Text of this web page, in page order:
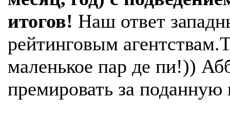
итогов! Наш ответ
рейтинговым
маленькое пар де пи!))
премировать за